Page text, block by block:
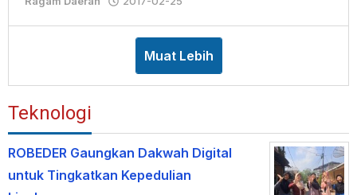
Muat Lebih
Teknologi
ROBEDER Gaungkan Dakwah Digital
untuk Tingkatkan Kepedulian